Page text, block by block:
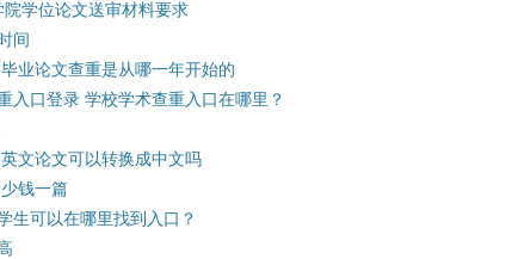
院学位论文送审材料要求
间
业论文查重是从哪一年开始的
入口登录 学校学术查重入口在哪里？
文论文可以转换成中文吗
钱一篇
生可以在哪里找到入口？